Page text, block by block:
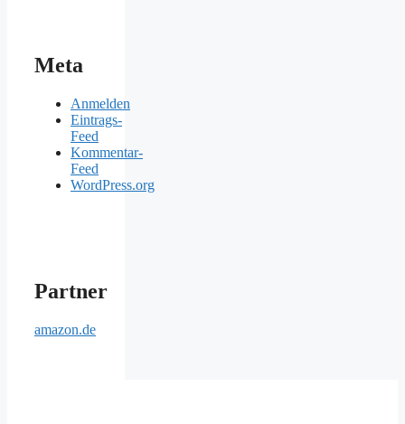
Meta
Anmelden
Eintrags-
Feed
Kommentar-
Feed
WordPress.org
Partner
amazon.de